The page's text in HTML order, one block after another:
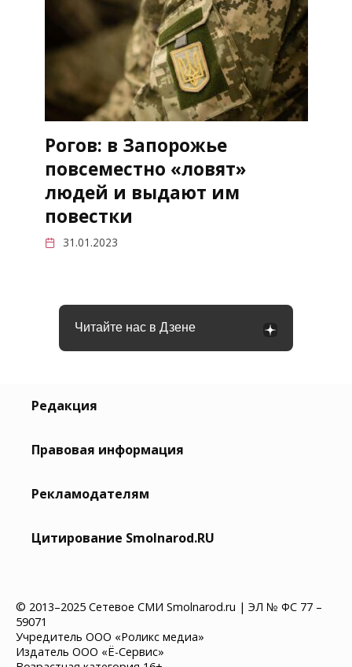
Рогов: в Запорожье
повсеместно «ловят»
людей и выдают им
повестки
31.01.2023
Читайте нас в Дзене
Редакция
Правовая информация
Рекламодателям
Цитирование Smolnarod.RU
© 2013–2025 Сетевое СМИ Smolnarod.ru | ЭЛ № ФС 77 –
59071
Учредитель ООО «Роликс медиа»
Издатель ООО «Ё-Сервис»